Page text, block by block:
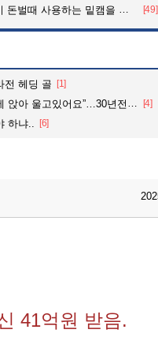
때 사용하는 밑캠을 알아보자 [49]
전 헤딩 골 [1]
울고있어요”…30년전 실종자였다 [4]
하냐.. [6]
41억원 받음.